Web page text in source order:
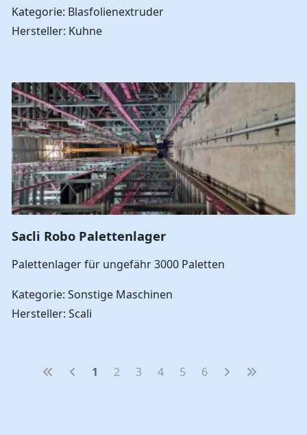
Kategorie: Blasfolienextruder
Hersteller: Kuhne
Sacli Robo Palettenlager
Palettenlager für ungefähr 3000 Paletten
Kategorie: Sonstige Maschinen
Hersteller: Scali
1 2 3 4 5 6